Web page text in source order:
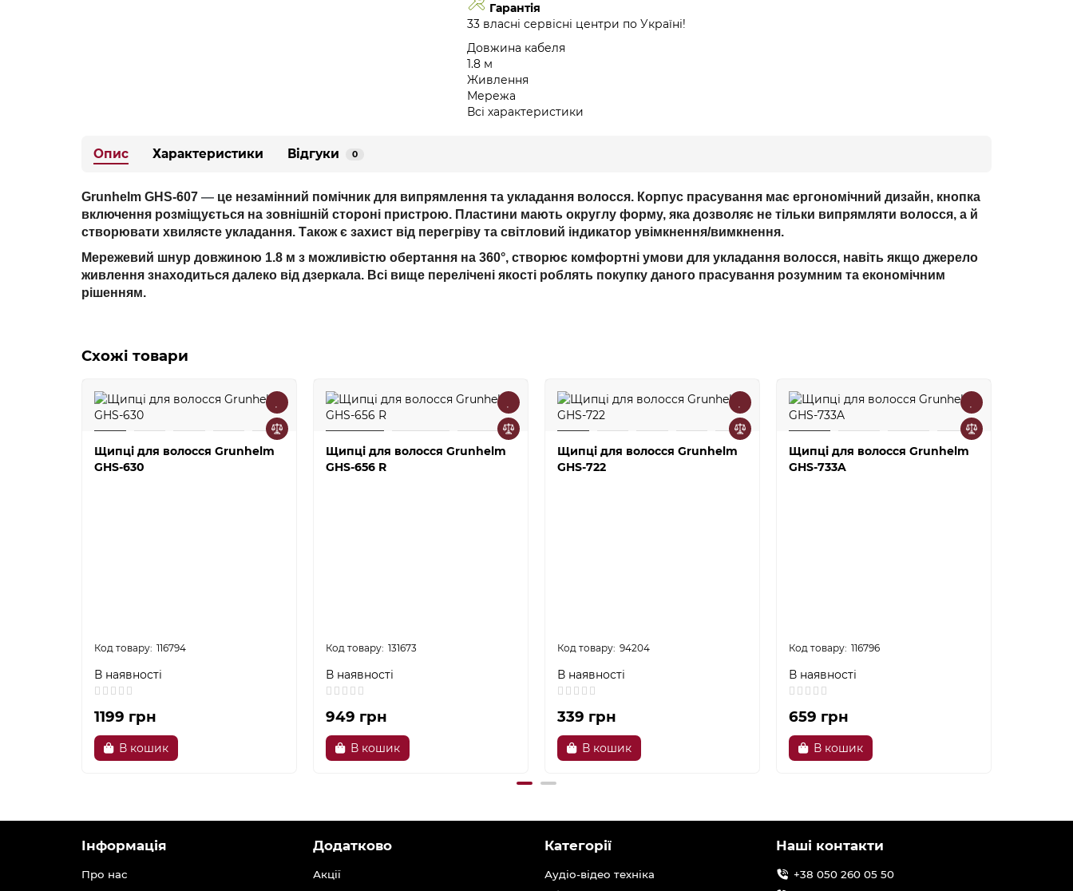
Гарантія
33 власні сервісні центри по Україні!
Довжина кабеля
1.8 м
Живлення
Мережа
Всі характеристики
Опис Характеристики Відгуки 0
Grunhelm GHS-607 — це незамінний помічник для випрямлення та укладання волосся. Корпус прасування має ергономічний дизайн, кнопка
включення розміщується на зовнішній стороні пристрою. Пластини мають округлу форму, яка дозволяє не тільки випрямляти волосся, а й
створювати хвилясте укладання. Також є захист від перегріву та світловий індикатор увімкнення/вимкнення.
Мережевий шнур довжиною 1.8 м з можливістю обертання на 360°, створює комфортні умови для укладання волосся, навіть якщо джерело
живлення знаходиться далеко від дзеркала. Всі вище перелічені якості роблять покупку даного прасування розумним та економічним
рішенням.
Схожі товари
Щипці для волосся Grunhelm
GHS-630
116794
В наявності
1199 грн
В кошик
Щипці для волосся Grunhelm
GHS-656 R
131673
В наявності
949 грн
В кошик
Щипці для волосся Grunhelm
GHS-722
94204
В наявності
339 грн
В кошик
Щипці для волосся Grunhelm
GHS-733A
116796
В наявності
659 грн
В кошик
Інформація
Про нас
Додатково
Акції
Категорії
Аудіо-відео техніка
Наші контакти
+38 050 260 05 50